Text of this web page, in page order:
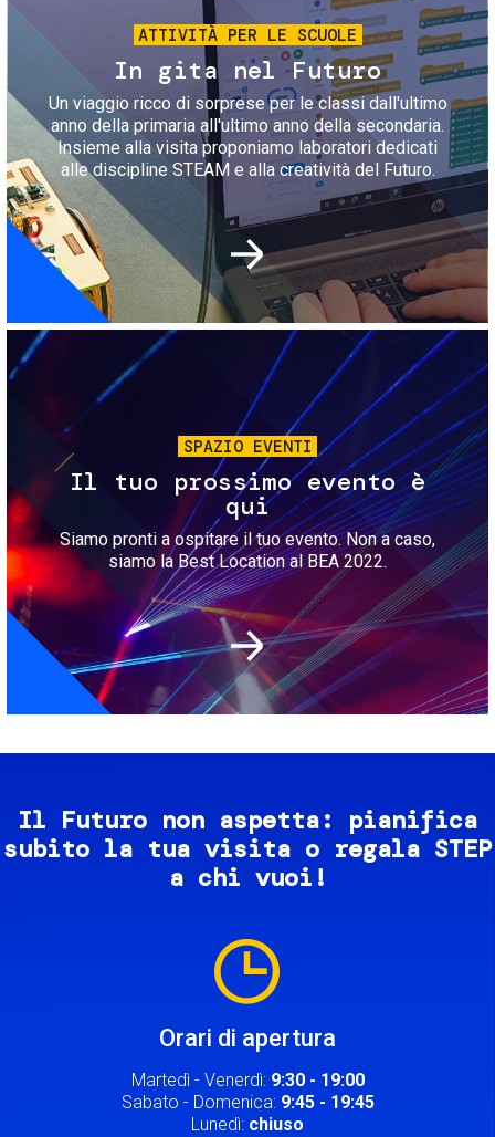
ATTIVITÀ PER LE SCUOLE
In gita nel Futuro
Un viaggio ricco di sorprese per le classi dall'ultimo
anno della primaria all'ultimo anno della secondaria.
Insieme alla visita proponiamo laboratori dedicati
alle discipline STEAM e alla creatività del Futuro.
Immagine
SPAZIO EVENTI
Il tuo prossimo evento è
qui
Siamo pronti a ospitare il tuo evento. Non a caso,
siamo la Best Location al BEA 2022.
Il Futuro non aspetta: pianifica
subito la tua visita o regala STEP
a chi vuoi!
Orari di apertura
Martedì - Venerdì: 9:30 - 19:00
Sabato - Domenica: 9:45 - 19:45
Lunedì: chiuso